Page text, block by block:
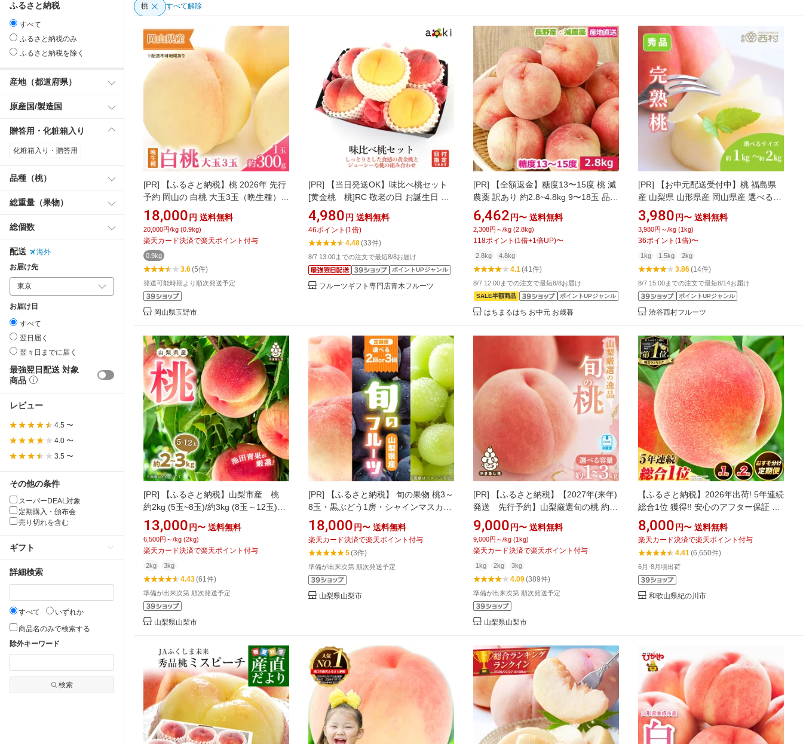
ふるさと納税
すべて
ふるさと納税のみ
ふるさと納税を除く
産地（都道府県）
原産国/製造国
贈答用・化粧箱入り
化粧箱入り・贈答用
品種（桃）
総重量（果物）
総個数
配送
海外
お届け先
お届け日
すべて
翌日届く
翌々日までに届く
最強翌日配送 対象
商品
レビュー
4.5 〜
4.0 〜
3.5 〜
その他の条件
スーパーDEAL対象
定期購入・頒布会
売り切れを含む
ギフト
詳細検索
すべて
いずれか
商品名のみで検索する
除外キーワード
検索
桃 すべて解除
[PR]
【ふるさと納税】桃 2026年 先行
予約 岡山の 白桃 大玉3玉（晩生種）
（1玉約300g） もも モモ 岡山県産 国
産 フルーツ 果物 ギフト お届け：
2026年7月下旬～2026年8月下旬
18,000円 送料無料
20,000円/kg (0.9kg)
楽天カード決済で楽天ポイント付与
0.9kg
3.6(5件)
発送可能時期より順次発送予定
岡山県玉野市
[PR]
【当日発送OK】味比べ桃セット
[黄金桃 桃]RC 敬老の日 お誕生日 プ
レゼント 御祝 内祝 結婚 御見舞ギフト
手土産 お礼 快気祝い お祝い くだもの
出産内祝い 贈り物 お返し お中元 お盆
旬の果物 季節のフルーツ 季節の果
物 お中元 御中元 夏ギフト 中元 夏ギフ
ト
4,980円 送料無料
46ポイント (1 倍)
4.48(33件)
8/7 13:00までの注文で最短8/8お届け
ポイントUPジャンル
フルーツギフト専門店青木フルーツ
[PR]
【全額返金】糖度13〜15度 桃 減
農薬 訳あり 約2.8~4.8kg 9〜18玉 品種
お任せ 川中島白桃 長野産 産地直送 小
山 SU なつっこ ※ ふるさと納税 では
ありません
6,462円〜 送料無料
2,308円～/kg (2.8kg)
118ポイント (1 倍+1 倍UP)〜
2.8kg 4.8kg
4.1 (41件)
8/7 12:00までの注文で最短8/8お届け
SALE半額商品 ポイントUPジャンル
はちまるはち お中元 お歳暮
[PR]
【お中元配送受付中】桃 福島県
産 山梨県 山形県産 岡山県産 選べる重
さ 1kg 2kg 特秀品 もも 渋谷西村 フル
ーツ ギフト お供え 御供 プレゼント 内
祝 誕生日 お見舞い 果物 高級フルーツ
高級 贈り物 贈答用 引越祝 快気祝 退院
祝 手土産 挨拶 露地 送料無料 夏ギフト
3,980円〜 送料無料
3,980円～/kg (1kg)
36ポイント (1 倍)〜
1kg 1.5kg 2kg
3.86(14件)
8/7 15:00までの注文で最短8/14お届け
ポイントUPジャンル
渋谷西村フルーツ
[PR]
【ふるさと納税】山梨市産 桃
約2kg (5玉~8玉)/約3kg (8玉～12玉)_
桃 もも 果物 フルーツ くだもの 山梨
人気 おすすめ 送料無料 贈答 ギフト 甘
い 冷蔵 【配送不可地域：離島・沖縄
県】【G1280520】
13,000円〜 送料無料
6,500円～/kg (2kg)
楽天カード決済で楽天ポイント付与
2kg 3kg
4.43(61件)
準備が出来次第 順次発送予定
山梨県山梨市
[PR]
【ふるさと納税】 旬の果物 桃3～
8玉・黒ぶどう1房・シャインマスカッ
ト1房～2房 全2回or全3回_ 桃 シャイ
ンマスカット ぶどう 定期便 もも モモ
葡萄 ブドウ 果物 フルーツ くだもの 産
直 山梨県 山梨市 送料無料 【配送不可
地域：離島】【G4066669】
18,000円〜 送料無料
楽天カード決済で楽天ポイント付与
5(3件)
準備が出来次第 順次発送予定
山梨県山梨市
[PR]
【ふるさと納税】【2027年(来年)
発送 先行予約】山梨厳選旬の桃 約
1kg / 約2kg / 約3kg_ ふるさと納税 も
も モモ フルーツ 果物 くだもの ふるさ
と 産地直送 山梨 山梨県 山梨市 人気
大好評の 桃 を 旬 の時期にお届け【配
送不可地域：離島】【G1220381】
9,000円〜 送料無料
9,000円～/kg (1kg)
楽天カード決済で楽天ポイント付与
1kg 2kg 3kg
4.09(389件)
準備が出来次第 順次発送予定
山梨県山梨市
【ふるさと納税】2026年出荷! 5年連続
総合1位 獲得!! 安心のアフター保証 紀
の里の桃 お試し約1kg(3～5玉)約
2kg(6〜8玉)《2026年 or 2027年6月中
旬-8月中旬頃出荷》桃 もも 果物 白鳳
日川白鳳 清水白桃 川中島白桃 なつっ
こ ランキング 送料無料 先行予約 夏
8,000円〜 送料無料
楽天カード決済で楽天ポイント付与
4.41 (6,650件)
6月-8月頃出荷
和歌山県紀の川市